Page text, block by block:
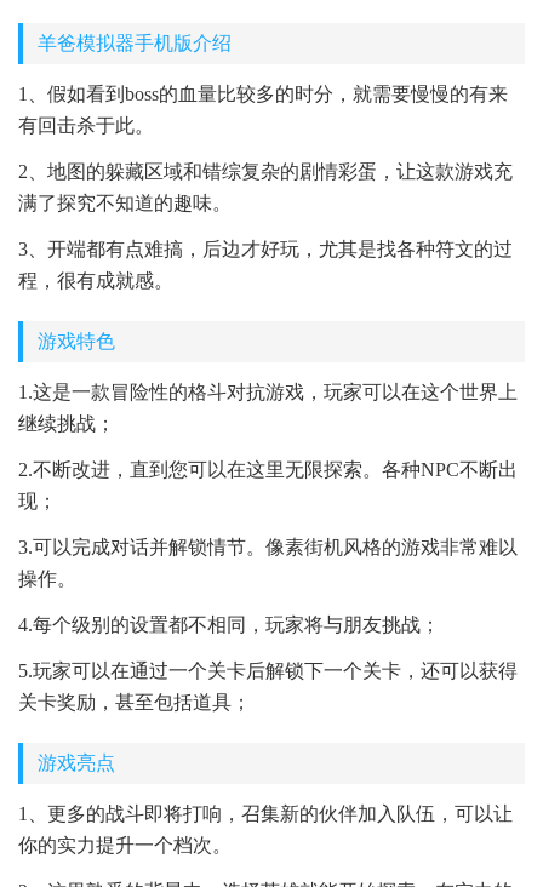
羊爸模拟器手机版介绍
1、假如看到boss的血量比较多的时分，就需要慢慢的有来
有回击杀于此。
2、地图的躲藏区域和错综复杂的剧情彩蛋，让这款游戏充
满了探究不知道的趣味。
3、开端都有点难搞，后边才好玩，尤其是找各种符文的过
程，很有成就感。
游戏特色
1.这是一款冒险性的格斗对抗游戏，玩家可以在这个世界上
继续挑战；
2.不断改进，直到您可以在这里无限探索。各种NPC不断出
现；
3.可以完成对话并解锁情节。像素街机风格的游戏非常难以
操作。
4.每个级别的设置都不相同，玩家将与朋友挑战；
5.玩家可以在通过一个关卡后解锁下一个关卡，还可以获得
关卡奖励，甚至包括道具；
游戏亮点
1、更多的战斗即将打响，召集新的伙伴加入队伍，可以让
你的实力提升一个档次。